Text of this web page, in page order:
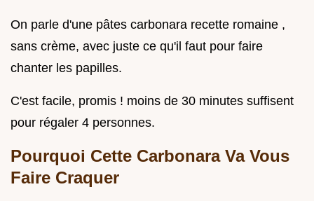
On parle d'une pâtes carbonara recette romaine ,
sans crème, avec juste ce qu'il faut pour faire
chanter les papilles.
C'est facile, promis ! moins de 30 minutes suffisent
pour régaler 4 personnes.
Pourquoi Cette Carbonara Va Vous
Faire Craquer